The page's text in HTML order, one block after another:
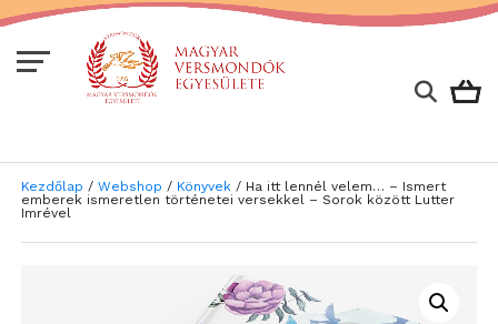
Kezdőlap / Webshop / Könyvek/ Ha itt lennél velem… – Ismert
emberek ismeretlen történetei versekkel – Sorok között Lutter
Imrével